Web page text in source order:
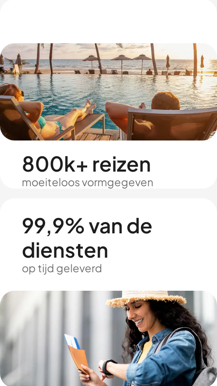
800k+ reizen
moeiteloos vormgegeven
99,9% van de
diensten
op tijd geleverd